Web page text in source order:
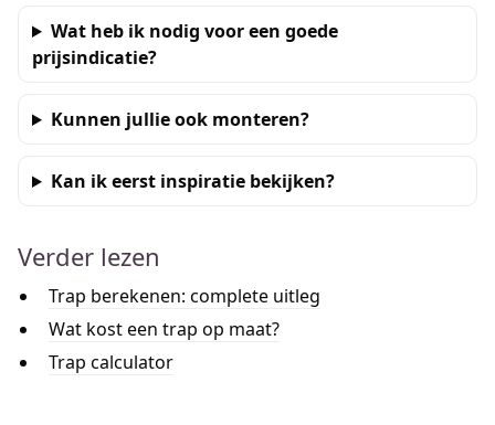
Wat heb ik nodig voor een goede
prijsindicatie?
Kunnen jullie ook monteren?
Kan ik eerst inspiratie bekijken?
Verder lezen
Trap berekenen: complete uitleg
Wat kost een trap op maat?
Trap calculator